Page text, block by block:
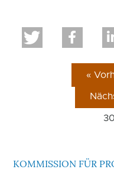
«
KOMMISSION FÜR